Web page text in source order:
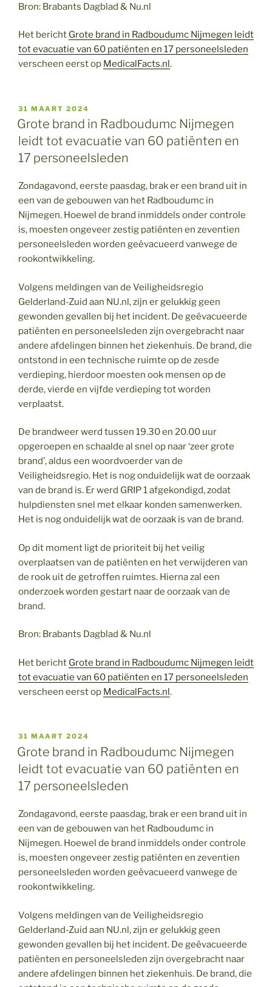
Bron: Brabants Dagblad & Nu.nl
Het bericht Grote brand in Radboudumc Nijmegen leidt
tot evacuatie van 60 patiënten en 17 personeelsleden
verscheen eerst op MedicalFacts.nl.
GEPLAATST
OP
31 MAART 2024
Grote brand in Radboudumc Nijmegen
leidt tot evacuatie van 60 patiënten en
17 personeelsleden
Zondagavond, eerste paasdag, brak er een brand uit in
een van de gebouwen van het Radboudumc in
Nijmegen. Hoewel de brand inmiddels onder controle
is, moesten ongeveer zestig patiënten en zeventien
personeelsleden worden geëvacueerd vanwege de
rookontwikkeling.
Volgens meldingen van de Veiligheidsregio
Gelderland-Zuid aan NU.nl, zijn er gelukkig geen
gewonden gevallen bij het incident. De geëvacueerde
patiënten en personeelsleden zijn overgebracht naar
andere afdelingen binnen het ziekenhuis. De brand, die
ontstond in een technische ruimte op de zesde
verdieping, hierdoor moesten ook mensen op de
derde, vierde en vijfde verdieping tot worden
verplaatst.
De brandweer werd tussen 19.30 en 20.00 uur
opgeroepen en schaalde al snel op naar ‘zeer grote
brand’, aldus een woordvoerder van de
Veiligheidsregio. Het is nog onduidelijk wat de oorzaak
van de brand is. Er werd GRIP 1 afgekondigd, zodat
hulpdiensten snel met elkaar konden samenwerken.
Het is nog onduidelijk wat de oorzaak is van de brand.
Op dit moment ligt de prioriteit bij het veilig
overplaatsen van de patiënten en het verwijderen van
de rook uit de getroffen ruimtes. Hierna zal een
onderzoek worden gestart naar de oorzaak van de
brand.
Bron: Brabants Dagblad & Nu.nl
Het bericht Grote brand in Radboudumc Nijmegen leidt
tot evacuatie van 60 patiënten en 17 personeelsleden
verscheen eerst op MedicalFacts.nl.
GEPLAATST
OP
31 MAART 2024
Grote brand in Radboudumc Nijmegen
leidt tot evacuatie van 60 patiënten en
17 personeelsleden
Zondagavond, eerste paasdag, brak er een brand uit in
een van de gebouwen van het Radboudumc in
Nijmegen. Hoewel de brand inmiddels onder controle
is, moesten ongeveer zestig patiënten en zeventien
personeelsleden worden geëvacueerd vanwege de
rookontwikkeling.
Volgens meldingen van de Veiligheidsregio
Gelderland-Zuid aan NU.nl, zijn er gelukkig geen
gewonden gevallen bij het incident. De geëvacueerde
patiënten en personeelsleden zijn overgebracht naar
andere afdelingen binnen het ziekenhuis. De brand, die